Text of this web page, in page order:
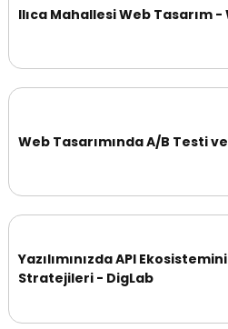
Ilıca Mahallesi Web Tasarım
Web Tasarımında A/B Testi
Yazılımınızda API
Stratejileri - DigLab